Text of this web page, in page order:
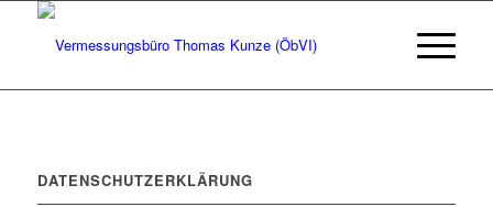
DATENSCHUTZERKLÄRUNG